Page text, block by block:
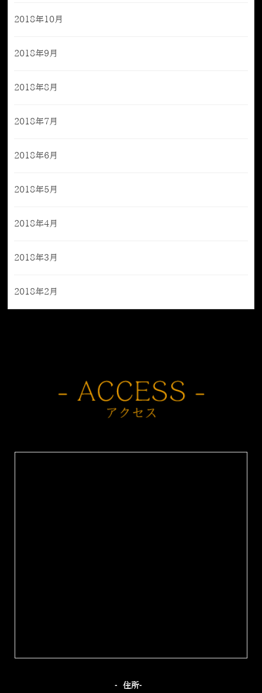
2018年10月
2018年9月
2018年8月
2018年7月
2018年6月
2018年5月
2018年4月
2018年3月
2018年2月
‐住所‐